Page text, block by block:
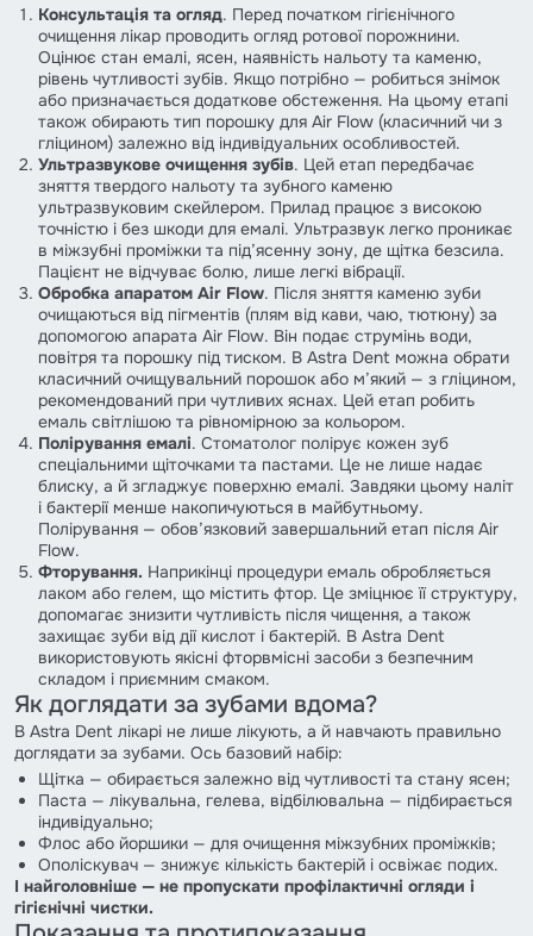
Консультація та огляд. Перед початком гігієнічного
очищення лікар проводить огляд ротової порожнини.
Оцінює стан емалі, ясен, наявність нальоту та каменю,
рівень чутливості зубів. Якщо потрібно — робиться знімок
або призначається додаткове обстеження. На цьому етапі
також обирають тип порошку для Air Flow (класичний чи з
гліцином) залежно від індивідуальних особливостей.
Ультразвукове очищення зубів. Цей етап передбачає
зняття твердого нальоту та зубного каменю
ультразвуковим скейлером. Прилад працює з високою
точністю і без шкоди для емалі. Ультразвук легко проникає
в міжзубні проміжки та під’ясенну зону, де щітка безсила.
Пацієнт не відчуває болю, лише легкі вібрації.
Обробка апаратом Air Flow. Після зняття каменю зуби
очищаються від пігментів (плям від кави, чаю, тютюну) за
допомогою апарата Air Flow. Він подає струмінь води,
повітря та порошку під тиском. В Astra Dent можна обрати
класичний очищувальний порошок або м’який — з гліцином,
рекомендований при чутливих яснах. Цей етап робить
емаль світлішою та рівномірною за кольором.
Полірування емалі. Стоматолог полірує кожен зуб
спеціальними щіточками та пастами. Це не лише надає
блиску, а й згладжує поверхню емалі. Завдяки цьому наліт
і бактерії менше накопичуються в майбутньому.
Полірування — обов’язковий завершальний етап після Air
Flow.
Фторування. Наприкінці процедури емаль обробляється
лаком або гелем, що містить фтор. Це зміцнює її структуру,
допомагає знизити чутливість після чищення, а також
захищає зуби від дії кислот і бактерій. В Astra Dent
використовують якісні фторвмісні засоби з безпечним
складом і приємним смаком.
Як доглядати за зубами вдома?
В Astra Dent лікарі не лише лікують, а й навчають правильно
доглядати за зубами. Ось базовий набір:
Щітка — обирається залежно від чутливості та стану ясен;
Паста — лікувальна, гелева, відбілювальна — підбирається
індивідуально;
Флос або йоршики — для очищення міжзубних проміжків;
Ополіскувач — знижує кількість бактерій і освіжає подих.
І найголовніше — не пропускати профілактичні огляди і
гігієнічні чистки.